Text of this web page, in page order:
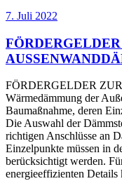
7. Juli 2022
FÖRDERGELDER
Wärmedämmung der
Baumaßnahme, deren
Die Auswahl der
richtigen Anschlüsse an
Einzelpunkte müssen in
berücksichtigt werden.
energieeffizienten